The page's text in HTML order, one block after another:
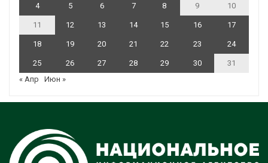
4 5 6 7 8 9 10
11 12 13 14 15 16 17
18 19 20 21 22 23 24
25 26 27 28 29 30
31
« Апр
Июн »